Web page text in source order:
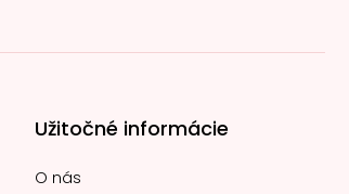
Užitočné informácie
O nás